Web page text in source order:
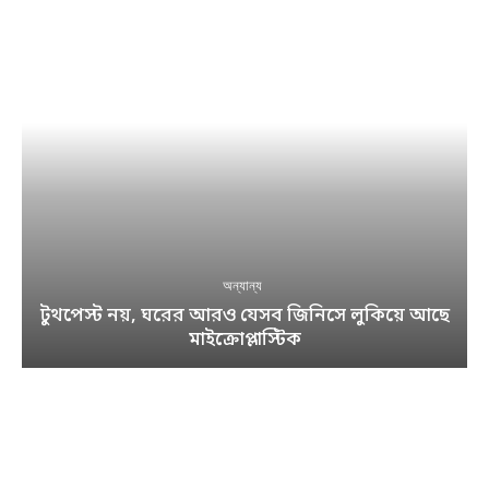
অন্যান্য
টুথপেস্ট নয়, ঘরের আরও যেসব জিনিসে লুকিয়ে আছে
মাইক্রোপ্লাস্টিক